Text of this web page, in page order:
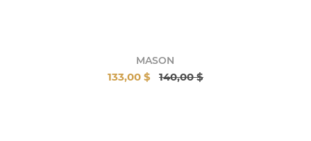
MASON
133,00 $ 140,00 $